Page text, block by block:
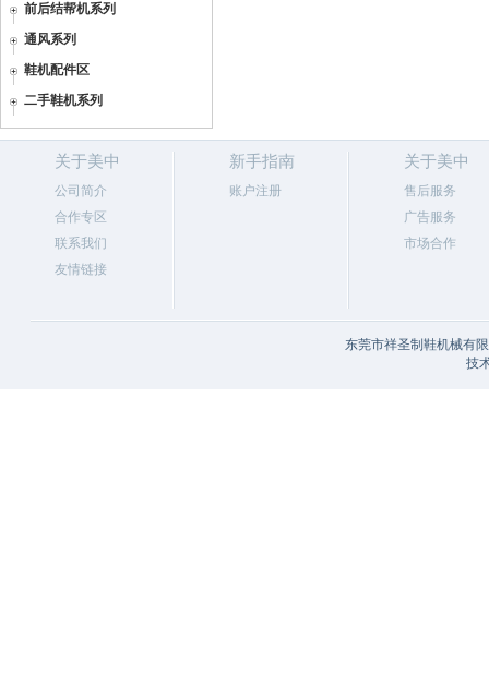
前后结帮机系列
通风系列
鞋机配件区
二手鞋机系列
关于美中
公司简介
合作专区
联系我们
友情链接
新手指南
账户注册
关于美中
售后服务
广告服务
市场合作
东莞市祥圣制鞋机械有
技